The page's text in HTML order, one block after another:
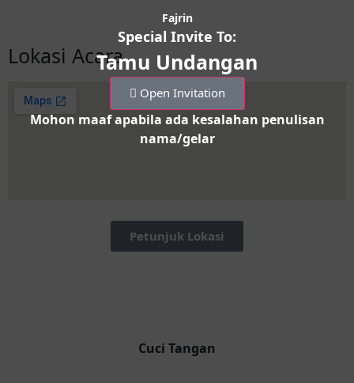
Lokasi Acara
Petunjuk Lokasi
Cuci Tangan
Fajrin
Special Invite To:
Tamu Undangan
Open Invitation
Mohon maaf apabila ada kesalahan penulisan
nama/gelar